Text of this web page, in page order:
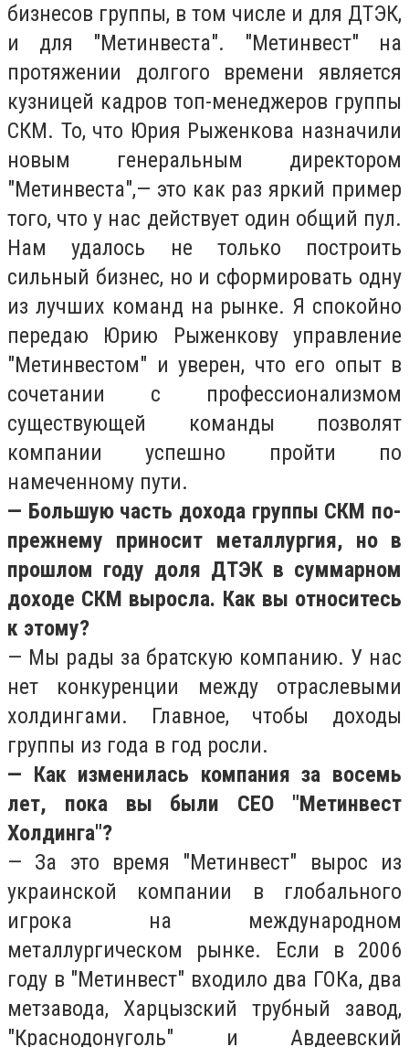
бизнесов группы, в том числе и для ДТЭК,
и для "Метинвеста". "Метинвест" на
протяжении долгого времени является
кузницей кадров топ-менеджеров группы
СКМ. То, что Юрия Рыженкова назначили
новым генеральным директором
"Метинвеста",— это как раз яркий пример
того, что у нас действует один общий пул.
Нам удалось не только построить
сильный бизнес, но и сформировать одну
из лучших команд на рынке. Я спокойно
передаю Юрию Рыженкову управление
"Метинвестом" и уверен, что его опыт в
сочетании с профессионализмом
существующей команды позволят
компании успешно пройти по
намеченному пути.
— Большую часть дохода группы СКМ по-
прежнему приносит металлургия, но в
прошлом году доля ДТЭК в суммарном
доходе СКМ выросла. Как вы относитесь
к этому?
— Мы рады за братскую компанию. У нас
нет конкуренции между отраслевыми
холдингами. Главное, чтобы доходы
группы из года в год росли.
— Как изменилась компания за восемь
лет, пока вы были CEO "Метинвест
Холдинга"?
— За это время "Метинвест" вырос из
украинской компании в глобального
игрока на международном
металлургическом рынке. Если в 2006
году в "Метинвест" входило два ГОКа, два
метзавода, Харцызский трубный завод,
"Краснодонуголь" и Авдеевский